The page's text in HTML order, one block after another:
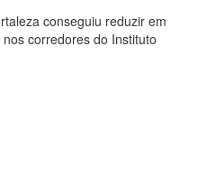
conseguiu reduzir em
corredores do Instituto